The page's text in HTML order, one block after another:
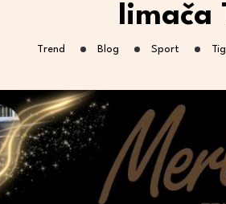
limača
Trend Blog Sport